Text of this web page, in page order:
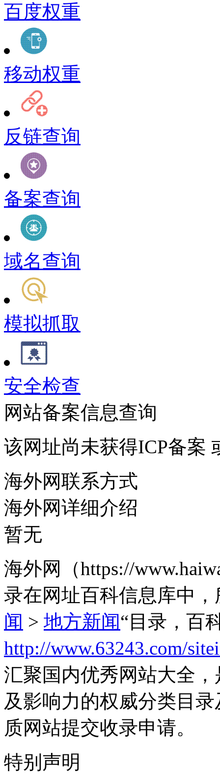
百度权重
移动权重
反链查询
备案查询
域名查询
模拟抓取
安全检查
网站备案信息查询
该网址尚未获得ICP备案
海外网联系方式
海外网详细介绍
暂无
海外网（https://
录在网址百科信息库中
闻 > 地方新闻“目录，百
http://www.63243.com/
汇聚国内优秀网站大全
及影响力的权威分类目
质网站提交收录申请。
特别声明